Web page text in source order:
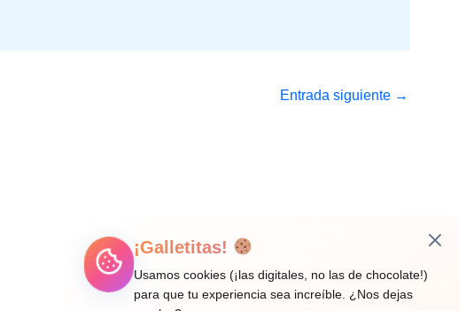
Entrada siguiente →
¡Galletitas!
Usamos cookies (¡las digitales, no las de chocolate!)
para que tu experiencia sea increíble. ¿Nos dejas